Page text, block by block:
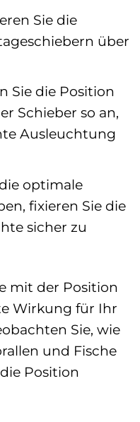
Sie die
über
Sie die Position
Schieber so an,
Ausleuchtung
optimale
fixieren Sie die
sicher zu
mit der Position
Wirkung für Ihr
Sie, wie
und Fische
Position